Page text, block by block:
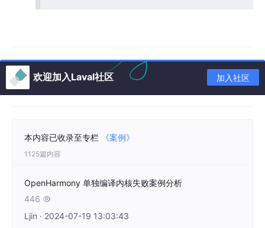
欢迎加入Laval社区 加入社区
本内容已收录至专栏 《案例》
1125篇内容
OpenHarmony 单独编译内核失败案例分析
446 
Ljin · 2024-07-19 13:03:43